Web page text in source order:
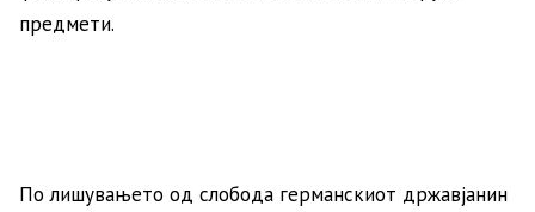
предмети.
По лишувањето од слобода германскиот државјанин